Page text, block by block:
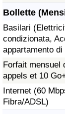
Bollette
Basilari
condizionata,
appartamento di
Forfait mensuel
appels et 10
Internet (60
Fibra/ADSL)